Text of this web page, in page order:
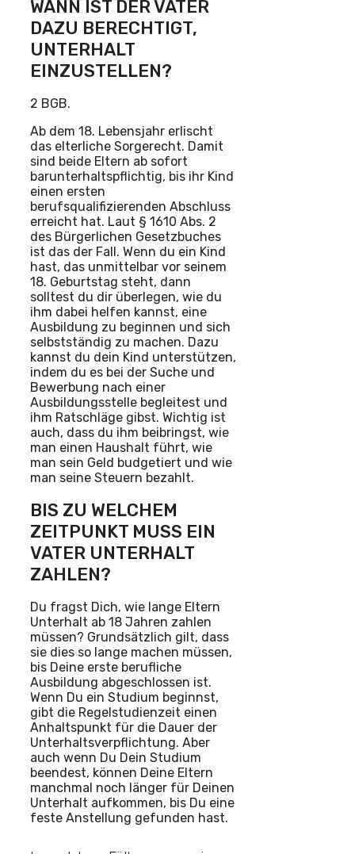
WANN IST DER VATER
DAZU BERECHTIGT,
UNTERHALT
EINZUSTELLEN?
2 BGB.
Ab dem 18. Lebensjahr erlischt
das elterliche Sorgerecht. Damit
sind beide Eltern ab sofort
barunterhaltspflichtig, bis ihr Kind
einen ersten
berufsqualifizierenden Abschluss
erreicht hat. Laut § 1610 Abs. 2
des Bürgerlichen Gesetzbuches
ist das der Fall. Wenn du ein Kind
hast, das unmittelbar vor seinem
18. Geburtstag steht, dann
solltest du dir überlegen, wie du
ihm dabei helfen kannst, eine
Ausbildung zu beginnen und sich
selbstständig zu machen. Dazu
kannst du dein Kind unterstützen,
indem du es bei der Suche und
Bewerbung nach einer
Ausbildungsstelle begleitest und
ihm Ratschläge gibst. Wichtig ist
auch, dass du ihm beibringst, wie
man einen Haushalt führt, wie
man sein Geld budgetiert und wie
man seine Steuern bezahlt.
BIS ZU WELCHEM
ZEITPUNKT MUSS EIN
VATER UNTERHALT
ZAHLEN?
Du fragst Dich, wie lange Eltern
Unterhalt ab 18 Jahren zahlen
müssen? Grundsätzlich gilt, dass
sie dies so lange machen müssen,
bis Deine erste berufliche
Ausbildung abgeschlossen ist.
Wenn Du ein Studium beginnst,
gibt die Regelstudienzeit einen
Anhaltspunkt für die Dauer der
Unterhaltsverpflichtung. Aber
auch wenn Du Dein Studium
beendest, können Deine Eltern
manchmal noch länger für Deinen
Unterhalt aufkommen, bis Du eine
feste Anstellung gefunden hast.